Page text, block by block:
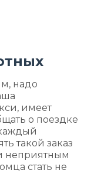
надо
имеет
о поездке
такой заказ
неприятным
стать не